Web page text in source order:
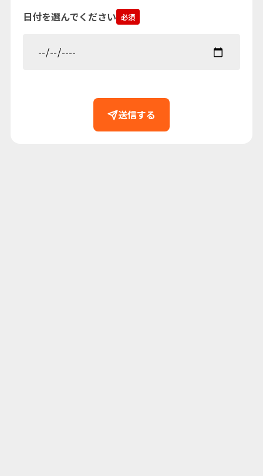
日付を選んでください 必須
送信する